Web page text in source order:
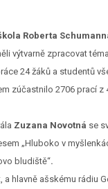
Roberta
výtvarně zpracovat téma
24 žáků a studentů
zúčastnilo 2706 prací z
Zuzana Novotná se
„Hluboko v
bludiště“.
hlavně ašskému rádiu